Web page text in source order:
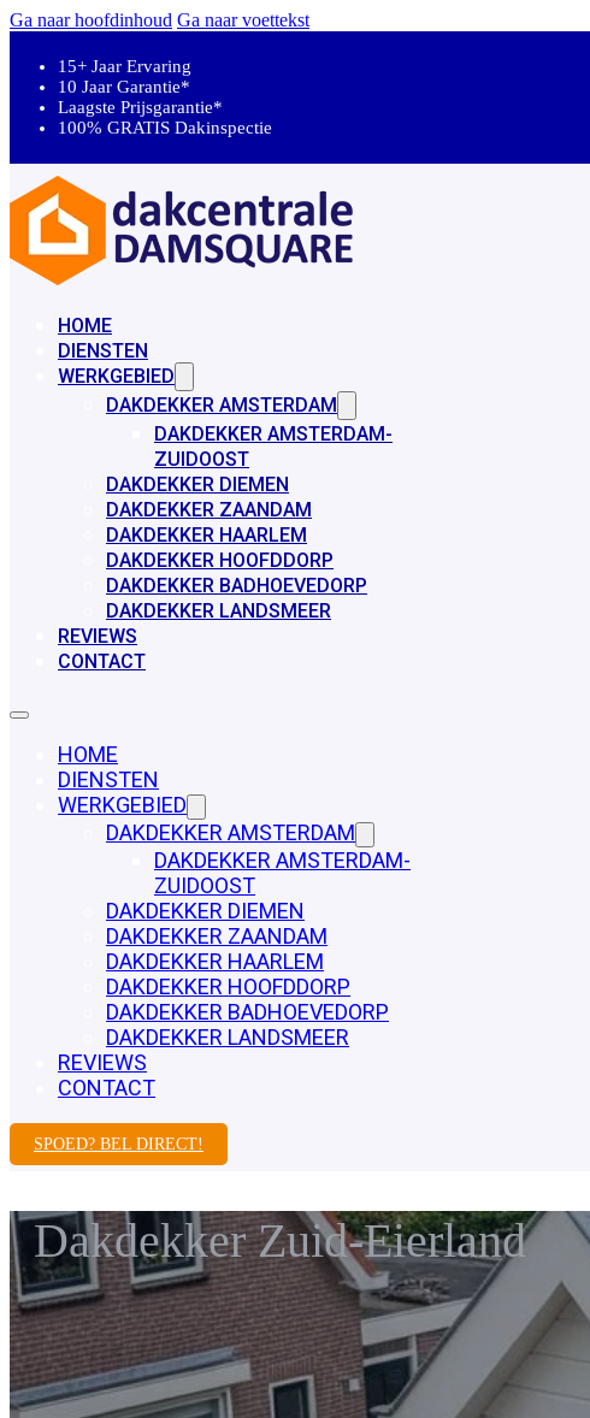
Ga naar hoofdinhoud Ga naar voettekst
15+ Jaar Ervaring
10 Jaar Garantie*
Laagste Prijsgarantie*
100% GRATIS Dakinspectie
HOME
DIENSTEN
WERKGEBIED
DAKDEKKER AMSTERDAM
DAKDEKKER AMSTERDAM-
ZUIDOOST
DAKDEKKER DIEMEN
DAKDEKKER ZAANDAM
DAKDEKKER HAARLEM
DAKDEKKER HOOFDDORP
DAKDEKKER BADHOEVEDORP
DAKDEKKER LANDSMEER
REVIEWS
CONTACT
HOME
DIENSTEN
WERKGEBIED
DAKDEKKER AMSTERDAM
DAKDEKKER AMSTERDAM-
ZUIDOOST
DAKDEKKER DIEMEN
DAKDEKKER ZAANDAM
DAKDEKKER HAARLEM
DAKDEKKER HOOFDDORP
DAKDEKKER BADHOEVEDORP
DAKDEKKER LANDSMEER
REVIEWS
CONTACT
SPOED? BEL DIRECT!
Dakdekker Zuid-Eierland